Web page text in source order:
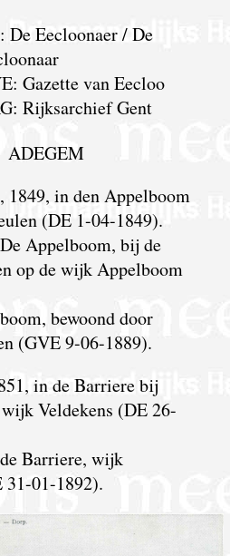
De Eecloonaer / De
Gazette van Eecloo
Rijksarchief Gent
ADEGEM
1849, in den Appelboom
(DE 1-04-1849).
Appelboom, bij de
op de wijk Appelboom
bewoond door
(GVE 9-06-1889).
in de Barriere bij
Veldekens (DE 26-
Barriere, wijk
01-1892).